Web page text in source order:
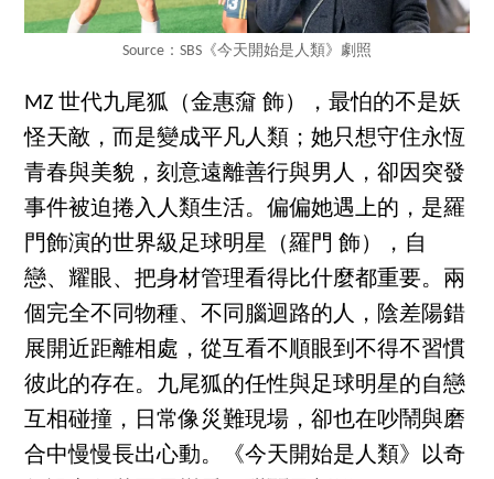
Source：SBS《今天開始是人類》劇照
MZ 世代九尾狐（金惠奫 飾），最怕的不是妖
怪天敵，而是變成平凡人類；她只想守住永恆
青春與美貌，刻意遠離善行與男人，卻因突發
事件被迫捲入人類生活。偏偏她遇上的，是羅
門飾演的世界級足球明星（羅門 飾），自
戀、耀眼、把身材管理看得比什麼都重要。兩
個完全不同物種、不同腦迴路的人，陰差陽錯
展開近距離相處，從互看不順眼到不得不習慣
彼此的存在。九尾狐的任性與足球明星的自戀
互相碰撞，日常像災難現場，卻也在吵鬧與磨
合中慢慢長出心動。《今天開始是人類》以奇